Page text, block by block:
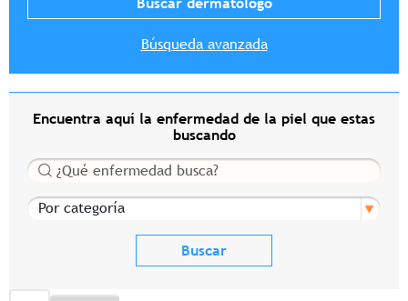
Búsqueda avanzada
Encuentra aquí la enfermedad de la piel que estas
buscando
Buscar
Por categoría